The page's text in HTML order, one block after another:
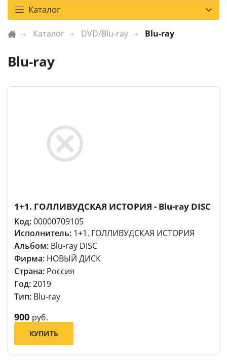
Каталог
Каталог DVD/Blu-ray Blu-ray
Blu-ray
1+1. ГОЛЛИВУДСКАЯ ИСТОРИЯ - Blu-ray DISC
Код:00000709105
Исполнитель: 1+1. ГОЛЛИВУДСКАЯ ИСТОРИЯ
Альбом: Blu-ray DISC
Фирма: НОВЫЙ ДИСК
Страна: Россия
Год:2019
Тип: Blu-ray
900 руб.
КУПИТЬ